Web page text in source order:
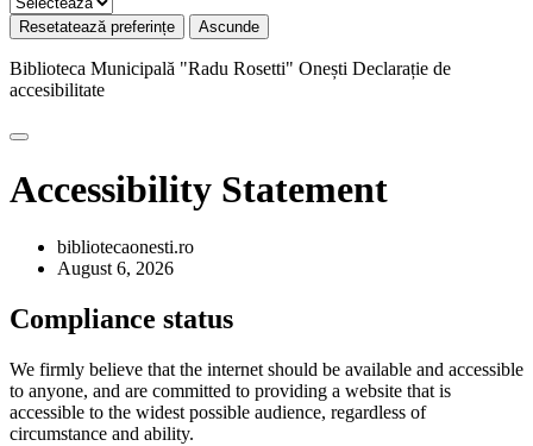
Resetatează preferințe Ascunde
Biblioteca Municipală "Radu Rosetti" Onești Declarație de
accesibilitate
Accessibility Statement
bibliotecaonesti.ro
August 6, 2026
Compliance status
We firmly believe that the internet should be available and accessible
to anyone, and are committed to providing a website that is
accessible to the widest possible audience, regardless of
circumstance and ability.